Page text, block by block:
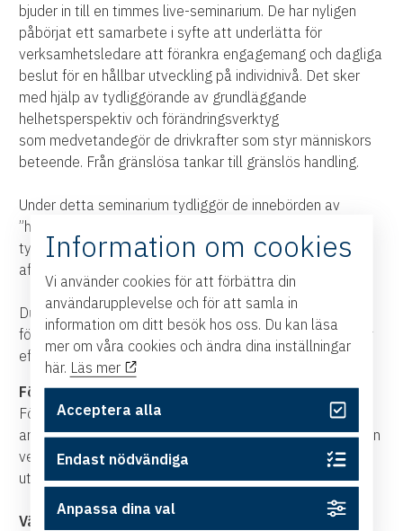
bjuder in till en timmes live-seminarium. De har nyligen
påbörjat ett samarbete i syfte att underlätta för
verksamhetsledare att förankra engagemang och dagliga
beslut för en hållbar utveckling på individnivå. Det sker
med hjälp av tydliggörande av grundläggande
helhetsperspektiv och förändringsverktyg
som medvetandegör de drivkrafter som styr människors
beteende. Från gränslösa tankar till gränslös handling.
Under detta seminarium tydliggör de innebörden av
”hållbar utveckling” och potentialen i att välja detta
tydliggjorda begrepp som drivkraft i ledningens
affärsstrategier.
Du får smakprov på kraftfulla kommunikationsstrategier
för positiv utveckling som du omgående kan använda för
effektfull handlingskraft i din profession och i ditt liv.
För vem?
För dig som är verksamhetsägare, styrelsemedlem eller
annan verksamhetsledare och intresserad av dig själv, din
verksamhet och uppfyllelse av FN:s mål för hållbar
utveckling.
Välkommen till en timme om din egen och din
Information om cookies
Vi använder cookies för att förbättra din
användarupplevelse och för att samla in
information om ditt besök hos oss. Du kan läsa
mer om våra cookies och ändra dina inställningar
här. Läs mer
Acceptera alla
Endast nödvändiga
Anpassa dina val